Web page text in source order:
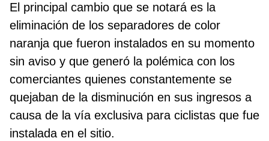
El principal cambio que se notará es la
eliminación de los separadores de color
naranja que fueron instalados en su momento
sin aviso y que generó la polémica con los
comerciantes quienes constantemente se
quejaban de la disminución en sus ingresos a
causa de la vía exclusiva para ciclistas que fue
instalada en el sitio.